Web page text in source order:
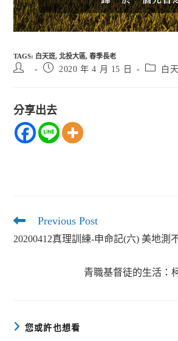
TAGS: 白天班, 北投大區, 春季長老
Post
Post
2020 年 4 月 15 日
Post
白
分享出去
Read
articles
Previous Post
20200412真理訓練-申命記(六) 美地測
青職基督徒的生活：
您或許也想看